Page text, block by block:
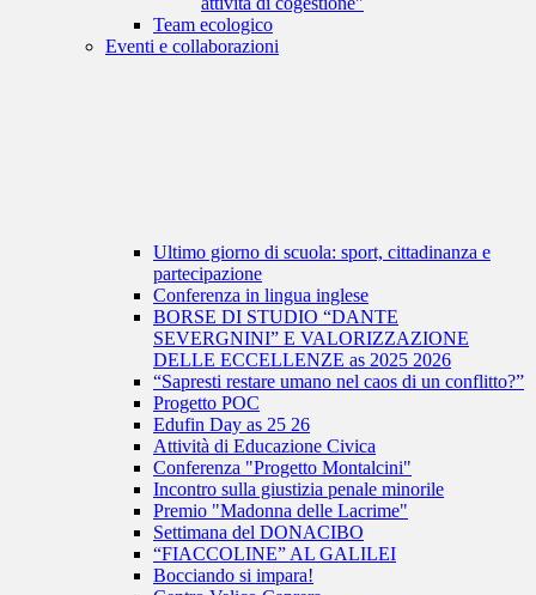
Team ecologico
Eventi e collaborazioni
Ultimo giorno di scuola: sport, cittadinanza e
partecipazione
Conferenza in lingua inglese
BORSE DI STUDIO “DANTE
SEVERGNINI” E VALORIZZAZIONE
DELLE ECCELLENZE as 2025 2026
“Sapresti restare umano nel caos di un conflitto?”
Progetto POC
Edufin Day as 25 26
Attività di Educazione Civica
Conferenza "Progetto Montalcini"
Incontro sulla giustizia penale minorile
Premio "Madonna delle Lacrime"
Settimana del DONACIBO
“FIACCOLINE” AL GALILEI
Bocciando si impara!